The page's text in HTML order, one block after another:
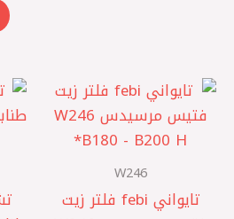
W246
تايواني febi فلتر زيت